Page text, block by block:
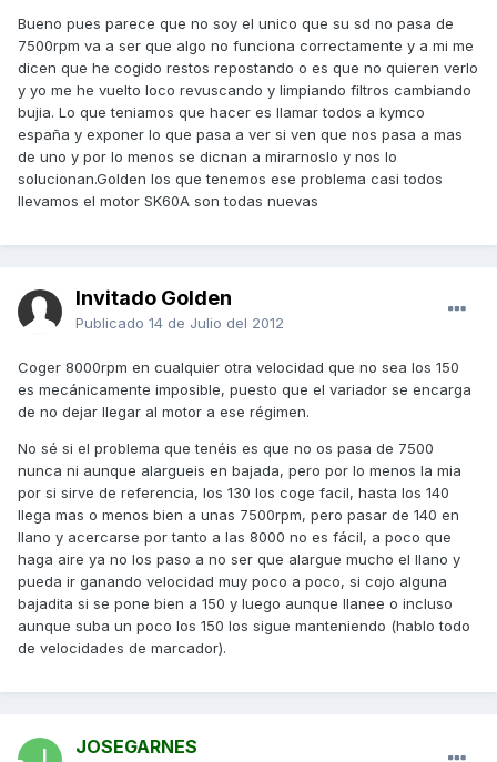
Bueno pues parece que no soy el unico que su sd no pasa de
7500rpm va a ser que algo no funciona correctamente y a mi me
dicen que he cogido restos repostando o es que no quieren verlo
y yo me he vuelto loco revuscando y limpiando filtros cambiando
bujia. Lo que teniamos que hacer es llamar todos a kymco
españa y exponer lo que pasa a ver si ven que nos pasa a mas
de uno y por lo menos se dicnan a mirarnoslo y nos lo
solucionan.Golden los que tenemos ese problema casi todos
llevamos el motor SK60A son todas nuevas
Invitado Golden
Publicado 14 de Julio del 2012
Coger 8000rpm en cualquier otra velocidad que no sea los 150
es mecánicamente imposible, puesto que el variador se encarga
de no dejar llegar al motor a ese régimen.
No sé si el problema que tenéis es que no os pasa de 7500
nunca ni aunque alargueis en bajada, pero por lo menos la mia
por si sirve de referencia, los 130 los coge facil, hasta los 140
llega mas o menos bien a unas 7500rpm, pero pasar de 140 en
llano y acercarse por tanto a las 8000 no es fácil, a poco que
haga aire ya no los paso a no ser que alargue mucho el llano y
pueda ir ganando velocidad muy poco a poco, si cojo alguna
bajadita si se pone bien a 150 y luego aunque llanee o incluso
aunque suba un poco los 150 los sigue manteniendo (hablo todo
de velocidades de marcador).
JOSEGARNES